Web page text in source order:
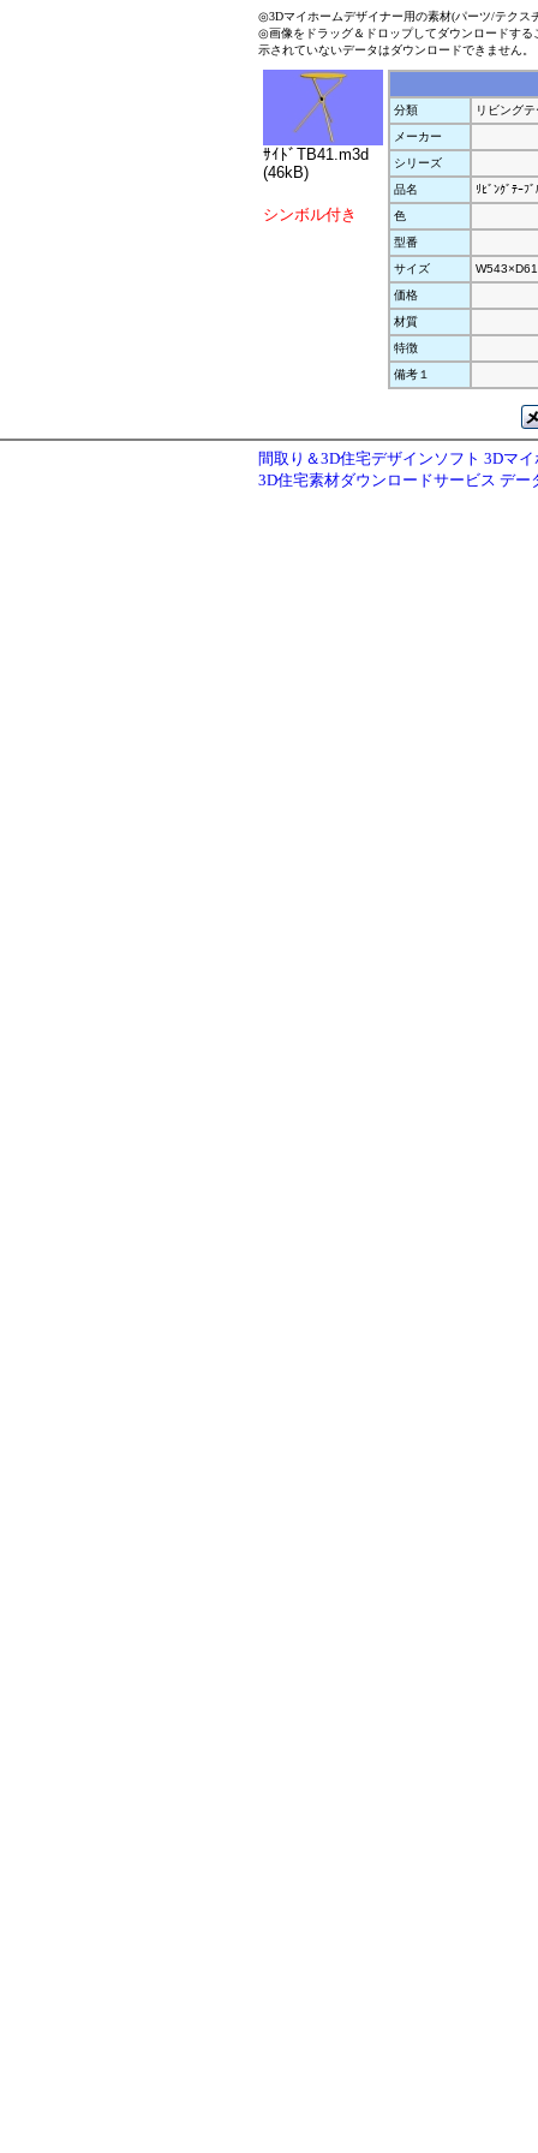
◎3Dマイホームデザイナー用の素材(パーツ/テクス
◎画像をドラッグ＆ドロップしてダウンロードす
示されていないデータはダウンロードできません。
ｻｲﾄﾞTB41.m3d
(46kB)
シンボル付き
分類
リビング
メーカー
シリーズ
品名
ﾘﾋﾞﾝｸﾞﾃｰﾌﾞ
色
型番
サイズ
価格
材質
特徴
備考１
間取り＆3D住宅デザインソフト 3Dマ
3D住宅素材ダウンロードサービス デー